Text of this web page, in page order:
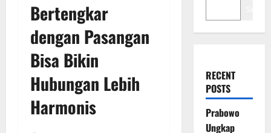
Bertengkar
dengan Pasangan
Bisa Bikin
Hubungan Lebih
Harmonis
RECENT
POSTS
Prabowo
Ungkap